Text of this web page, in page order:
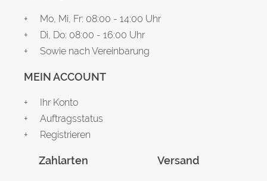
Mo, Mi, Fr: 08:00 - 14:00 Uhr
Di, Do: 08:00 - 16:00 Uhr
Sowie nach Vereinbarung
MEIN ACCOUNT
Ihr Konto
Auftragsstatus
Registrieren
Zahlarten Versand